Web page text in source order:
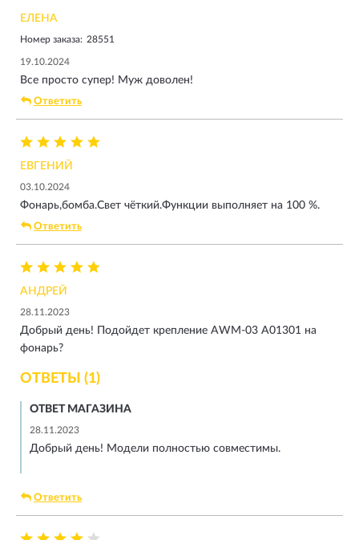
ЕЛЕНА
Номер заказа: 28551
19.10.2024
Все просто супер! Муж доволен!
Ответить
ЕВГЕНИЙ
03.10.2024
Фонарь,бомба.Свет чёткий.Функции выполняет на 100 %.
Ответить
АНДРЕЙ
28.11.2023
Добрый день! Подойдет крепление AWM-03 A01301 на
фонарь?
ОТВЕТЫ (1)
ОТВЕТ МАГАЗИНА
28.11.2023
Добрый день! Модели полностью совместимы.
Ответить